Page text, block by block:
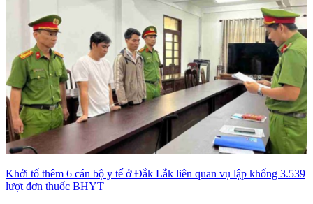
Khởi tố thêm 6 cán bộ y tế ở Đắk Lắk liên quan vụ lập khống 3.539
lượt đơn thuốc BHYT